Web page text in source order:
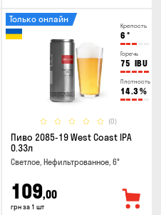
Крепость
6 °
Горечь
75 IBU
Плотность
14.3%
(0)
Только онлайн
Пиво 2085-19 West Coast IPA
0.33л
Светлое, Нефильтрованное, 6°
109,00
грн за 1 шт